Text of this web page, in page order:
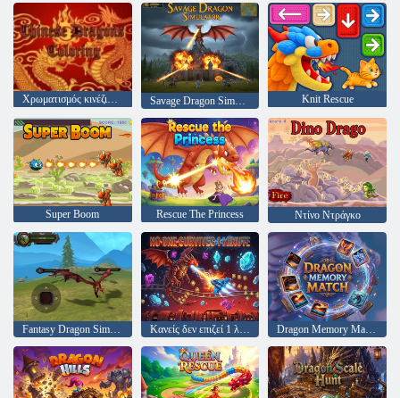
Χρωματισμός κινέζικων δράκων Savage Dragon Simulator Knit Rescue
Super Boom Rescue The Princess Ντίνο Ντράγκο
Fantasy Dragon Simulator Κανείς δεν επιζεί 1 λεπτό Dragon Memory Match